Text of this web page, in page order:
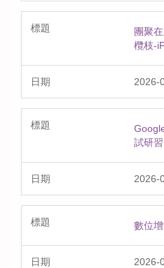
團聚
欖枝-
2026-
試研習
2026-
數位
2026-